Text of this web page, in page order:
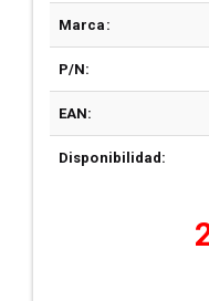
Marca:
P/N:
EAN:
Disponibilidad: